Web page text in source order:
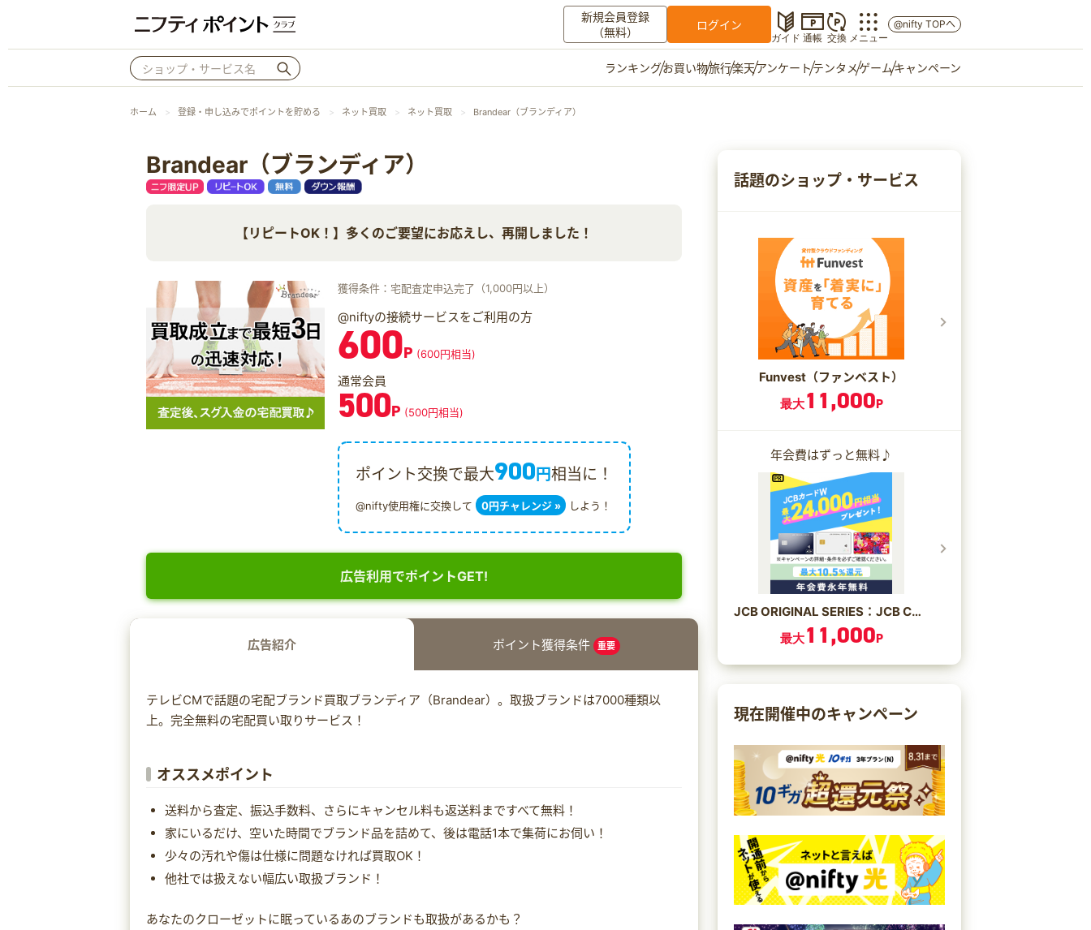
新規会員登録
（無料）
ログイン
ガイド 通帳 交換 メニュー
お知らせ
初心者ガイド
@nifty TOPへ
ランキングお買い物旅行楽天アンケートテンタメゲームキャンペーン
ホーム 登録・申し込みでポイントを貯める ネット買取 ネット買取 Brandear（ブランディア）
Brandear（ブランディア）
【リピートOK！】多くのご要望にお応えし、再開しました！
獲得条件：宅配査定申込完了（1,000円以上）
@niftyの接続サービスをご利用の方
600P (600円相当)
通常会員
500P (500円相当)
ポイント交換で最大900円相当に！
@nifty使用権に交換して 0円チャレンジ » しよう！
広告利用でポイントGET!
広告紹介 ポイント獲得条件 重要
テレビCMで話題の宅配ブランド買取ブランディア（Brandear）。取扱ブランドは7000種類以
上。完全無料の宅配買い取りサービス！
オススメポイント
送料から査定、振込手数料、さらにキャンセル料も返送料まですべて無料！
家にいるだけ、空いた時間でブランド品を詰めて、後は電話1本で集荷にお伺い！
少々の汚れや傷は仕様に問題なければ買取OK！
他社では扱えない幅広い取扱ブランド！
あなたのクローゼットに眠っているあのブランドも取扱があるかも？
話題のショップ・サービス
Funvest（ファンベスト）
最大11,000P
年会費はずっと無料♪
JCB ORIGINAL SERIES：JCB CARD W/JCB CARD W plus L
最大11,000P
現在開催中のキャンペーン